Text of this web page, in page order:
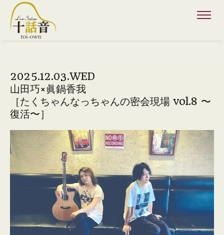
2025.12.03.WED
山田巧×眞鍋香我
［たくちゃんなっちゃんの密会現場 vol.8 〜
復活〜］